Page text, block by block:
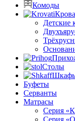
Комоды
Детские
Столы
Буфеты
Серванты
Матрасы
Серия
Серия